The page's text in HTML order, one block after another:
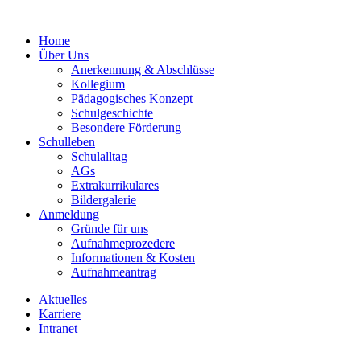
Home
Über Uns
Anerkennung & Abschlüsse
Kollegium
Pädagogisches Konzept
Schulgeschichte
Besondere Förderung
Schulleben
Schulalltag
AGs
Extrakurrikulares
Bildergalerie
Anmeldung
Gründe für uns
Aufnahmeprozedere
Informationen & Kosten
Aufnahmeantrag
Aktuelles
Karriere
Intranet